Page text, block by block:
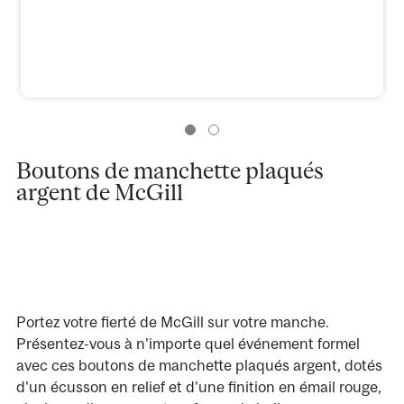
Boutons de manchette plaqués
argent de McGill
Portez votre fierté de McGill sur votre manche.
Présentez-vous à n'importe quel événement formel
avec ces boutons de manchette plaqués argent, dotés
d'un écusson en relief et d'une finition en émail rouge,